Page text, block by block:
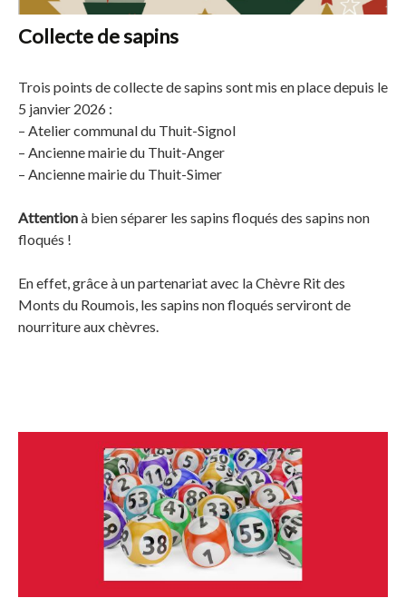
Collecte de sapins
Trois points de collecte de sapins sont mis en place depuis le
5 janvier 2026 :
– Atelier communal du Thuit-Signol
– Ancienne mairie du Thuit-Anger
– Ancienne mairie du Thuit-Simer
Attentionà bien séparer les sapins floqués des sapins non
floqués !
En effet, grâce à un partenariat avec la Chèvre Rit des
Monts du Roumois, les sapins non floqués serviront de
nourriture aux chèvres.